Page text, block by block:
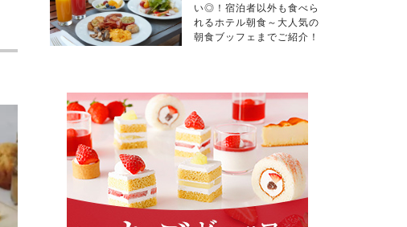
い◎！宿泊者以外も食べら
れるホテル朝食～大人気の
朝食ブッフェまでご紹介！